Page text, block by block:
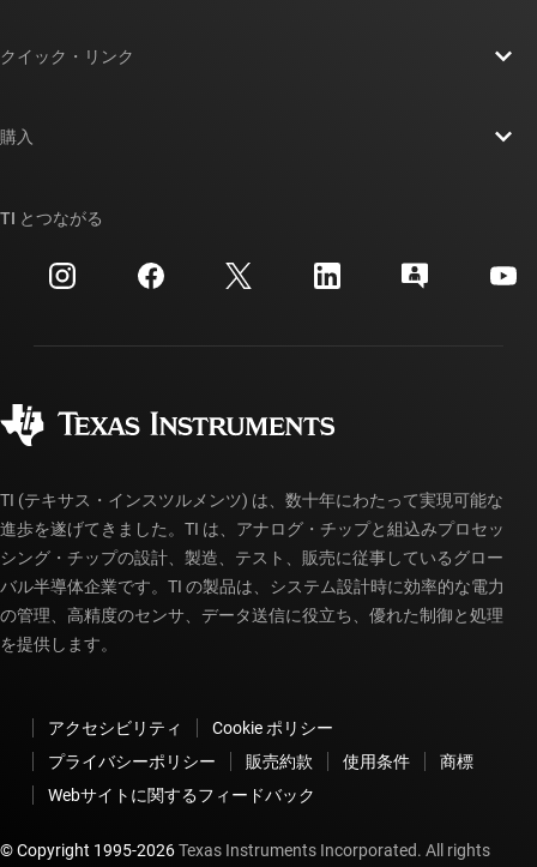
投資家向け情報
製造
クイック・リンク
クロスリファレンス検索
カスタマー・サポート・センター
myTI アカウントの FAQ
購入
ご注文に関する FAQ
TI とつながる
TI (テキサス・インスツルメンツ) は、数十年にわたって実現可能な
進歩を遂げてきました。TI は、アナログ・チップと組込みプロセッ
シング・チップの設計、製造、テスト、販売に従事しているグロー
バル半導体企業です。TI の製品は、システム設計時に効率的な電力
の管理、高精度のセンサ、データ送信に役立ち、優れた制御と処理
を提供します。
アクセシビリティ
Cookie ポリシー
プライバシーポリシー
販売約款 使用条件
商標
Webサイトに関するフィードバック
© Copyright 1995-2026Texas Instruments Incorporated. All rights